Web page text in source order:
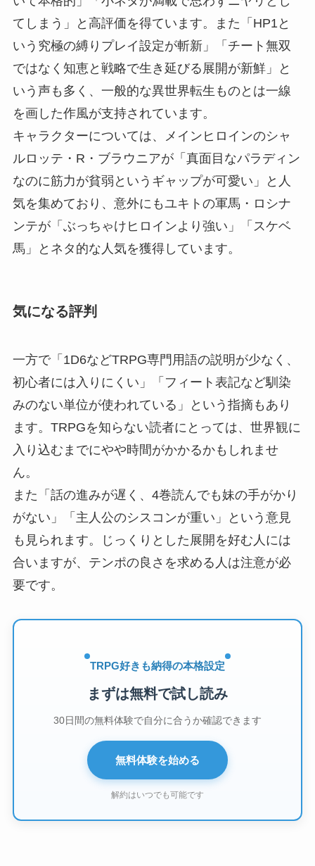
てしまう」と高評価を得ています。また「HP1と
いう究極の縛りプレイ設定が斬新」「チート無双
ではなく知恵と戦略で生き延びる展開が新鮮」と
いう声も多く、一般的な異世界転生ものとは一線
を画した作風が支持されています。
キャラクターについては、メインヒロインのシャ
ルロッテ・R・ブラウニアが「真面目なパラディン
なのに筋力が貧弱というギャップが可愛い」と人
気を集めており、意外にもユキトの軍馬・ロシナ
ンテが「ぶっちゃけヒロインより強い」「スケベ
馬」とネタ的な人気を獲得しています。
気になる評判
一方で「1D6などTRPG専門用語の説明が少なく、
初心者には入りにくい」「フィート表記など馴染
みのない単位が使われている」という指摘もあり
ます。TRPGを知らない読者にとっては、世界観に
入り込むまでにやや時間がかかるかもしれませ
ん。
また「話の進みが遅く、4巻読んでも妹の手がかり
がない」「主人公のシスコンが重い」という意見
も見られます。じっくりとした展開を好む人には
合いますが、テンポの良さを求める人は注意が必
要です。
TRPG好きも納得の本格設定
まずは無料で試し読み
30日間の無料体験で自分に合うか確認できます
無料体験を始める
解約はいつでも可能です